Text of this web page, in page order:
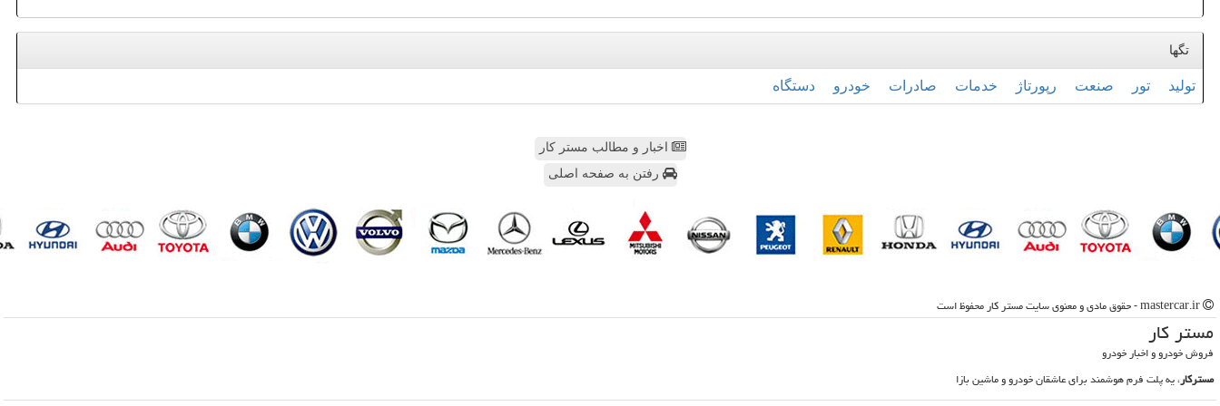
تگها
تولید تور صنعت رپورتاژ خدمات صادرات خودرو دستگاه
اخبار و مطالب مستر کار
رفتن به صفحه اصلی
مستر كار
فروش خودرو و اخبار خودرو
مسترکار، یه پلت فرم هوشمند برای عاشقان خودرو و ماشین بازا